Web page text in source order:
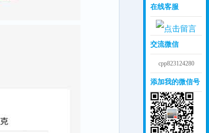
在线客服
交流微信
cpp823124280
添加我的微信号